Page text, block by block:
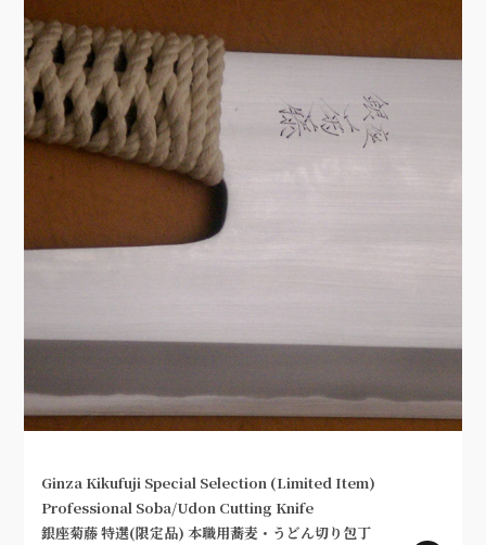
Ginza Kikufuji Special Selection (Limited Item)
Professional Soba/Udon Cutting Knife
銀座菊藤 特選(限定品) 本職用蕎麦・うどん切り包丁